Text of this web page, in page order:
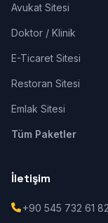
Avukat Sitesi
Doktor / Klinik
E-Ticaret Sitesi
Restoran Sitesi
Emlak Sitesi
Tüm Paketler
İletişim
+90 545 732 61 82